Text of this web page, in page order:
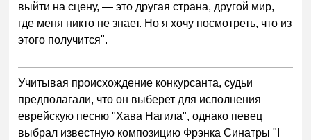
выйти на сцену, — это другая страна, другой мир,
где меня никто не знает. Но я хочу посмотреть, что из
этого получится".
Учитывая происхождение конкурсанта, судьи
предполагали, что он выберет для исполнения
еврейскую песню "Хава Нагила", однако певец
выбрал известную композицию Фрэнка Синатры "I